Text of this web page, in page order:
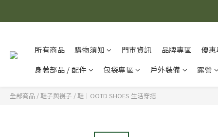
所有商品 購物須知 門市資訊 品牌專區
優
身著部品 / 配件
包袋專區 戶外裝備 露營
全部商品 /鞋子與襪子 /鞋｜OOTD SHOES 生活穿搭